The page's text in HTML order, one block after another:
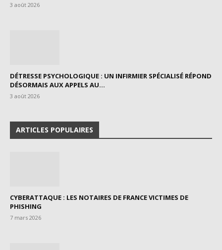
3 août 2026
DÉTRESSE PSYCHOLOGIQUE : UN INFIRMIER SPÉCIALISÉ RÉPOND
DÉSORMAIS AUX APPELS AU...
3 août 2026
ARTICLES POPULAIRES
CYBERATTAQUE : LES NOTAIRES DE FRANCE VICTIMES DE
PHISHING
7 mars 2026